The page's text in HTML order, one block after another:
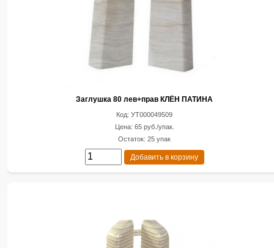
Заглушка 80 лев+прав КЛЁН ПАТИНА
Код: УТ000049509
Цена: 65 руб./упак.
Остаток: 25 упак
Добавить в корзину